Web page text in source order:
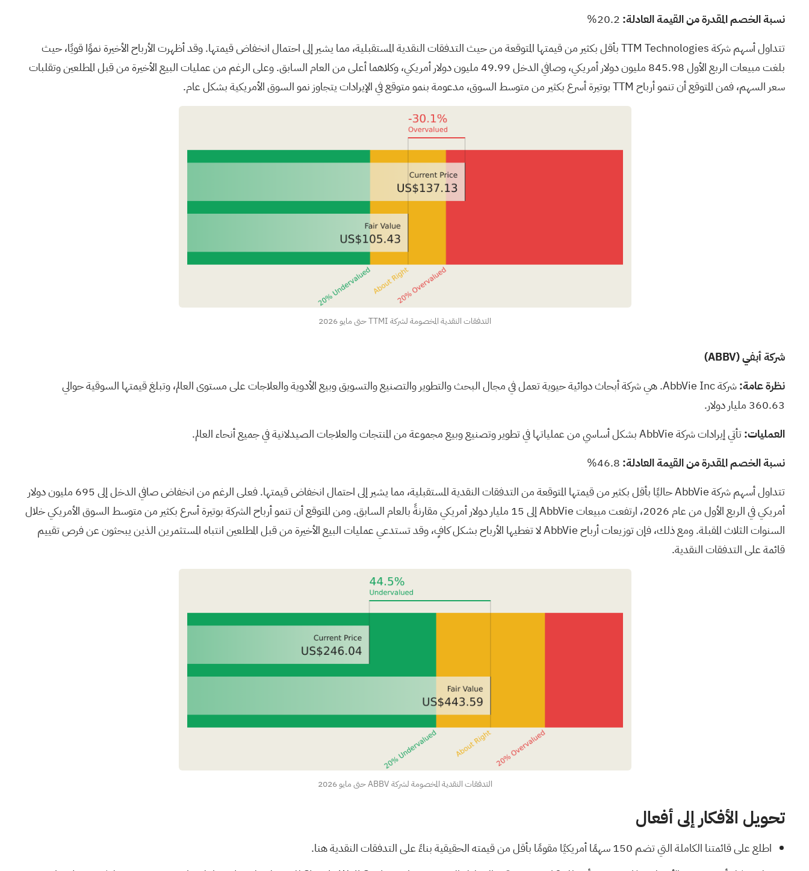
نسبة الخصم المقدرة من القيمة العادلة:
تتداول أسهم شركة TTM Technologies بأقل بكثير من قيمتها المتوقعة من حيث التدفقات النقدية المستقبلية، مما يشير إلى احتمال انخفاض قيمتها. وقد أظهرت الأرباح الأخيرة نموًا قويًا، حيث
بلغت مبيعات الربع الأول 845.98 مليون دولار أمريكي، وصافي الدخل 49.99 مليون دولار أمريكي، وكلاهما أعلى من العام السابق. وعلى الرغم من عمليات البيع الأخيرة من قبل المطلعين وتقلبات
سعر السهم، فمن المتوقع أن تنمو أرباح TTM بوتيرة أسرع بكثير من متوسط السوق، مدعومة بنمو متوقع في الإيرادات يتجاوز نمو السوق الأمريكية بشكل عام.
التدفقات النقدية المخصومة لشركة TTMI حتى مايو 2026
شركة أبفي(ABBV)
نظرة عامة:
شركة AbbVie Inc. هي شركة أبحاث دوائية حيوية تعمل في مجال البحث والتطوير والتصنيع والتسويق وبيع الأدوية والعلاجات على مستوى العالم، وتبلغ قيمتها السوقية حوالي
360.63 مليار دولار.
العمليات:تأتي إيرادات شركة AbbVie بشكل أساسي من عملياتها في تطوير وتصنيع وبيع مجموعة من المنتجات والعلاجات الصيدلانية في جميع أنحاء العالم.
نسبة الخصم المقدرة من القيمة العادلة:
تتداول أسهم شركة AbbVie حاليًا بأقل بكثير من قيمتها المتوقعة من التدفقات النقدية المستقبلية، مما يشير إلى احتمال انخفاض قيمتها. فعلى الرغم من انخفاض صافي الدخل إلى 695 مليون دولار
أمريكي في الربع الأول من عام 2026، ارتفعت مبيعات AbbVie إلى 15 مليار دولار أمريكي مقارنةً بالعام السابق. ومن المتوقع أن تنمو أرباح الشركة بوتيرة أسرع بكثير من متوسط السوق الأمريكي خلال
السنوات الثلاث المقبلة. ومع ذلك، فإن توزيعات أرباح AbbVie لا تغطيها الأرباح بشكل كافٍ، وقد تستدعي عمليات البيع الأخيرة من قبل المطلعين انتباه المستثمرين الذين يبحثون عن فرص تقييم
قائمة على التدفقات النقدية.
التدفقات النقدية المخصومة لشركة ABBV حتى مايو 2026
تحويل الأفكار إلى أفعال
اطلع على قائمتنا الكاملة التي تضم 150 سهمًا أمريكيًا مقومًا بأقل من قيمته الحقيقية بناءً على التدفقات النقديةهنا.